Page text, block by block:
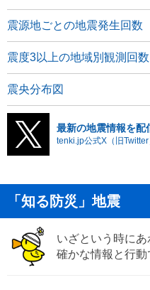
震源地ごとの地震発生回数
震度3以上の地域別観測回数
震央分布図
最新の地震情報を配
tenki.jp公式X（旧Twitter
「知る防災」地震
いざという時に
確かな情報と行